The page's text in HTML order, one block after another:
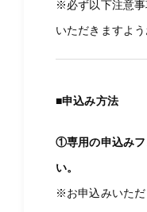
※必ず以下注意事
いただきますよう
■申込み方法
①専用の申込みフ
い。
※お申込みいた